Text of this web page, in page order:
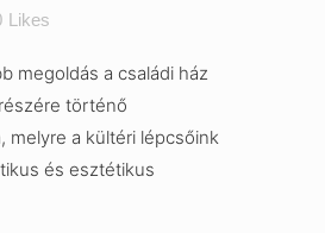
Likes
megoldás a családi ház
történő
melyre a kültéri lépcsőink
és esztétikus